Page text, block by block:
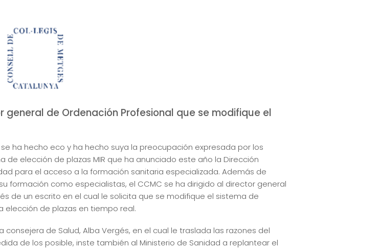
de Ordenación Profesional que se modifique el
ha hecho eco y ha hecho suya la preocupación expresada por los
de elección de plazas MIR que ha anunciado este año la Dirección
para el acceso a la formación sanitaria especializada. Además de
formación como especialistas, el CCMC se ha dirigido al director general
de un escrito en el cual le solicita que se modifique el sistema de
elección de plazas en tiempo real.
de Salud, Alba Vergés, en el cual le traslada las razones del
de los posible, inste también al Ministerio de Sanidad a replantear el